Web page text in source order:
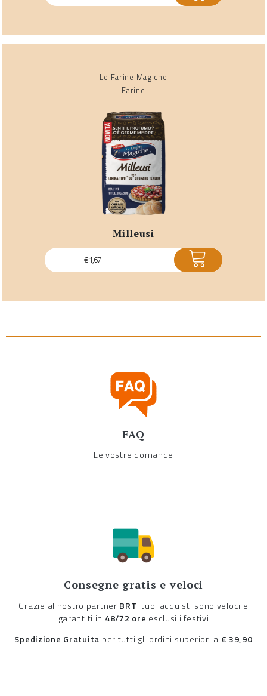
Le Farine Magiche
Farine
milleusi
€1,67 ACQUISTA
FAQ
Le vostre domande
Consegne gratis e veloci
Grazie al nostro partner BRTi tuoi acquisti sono veloci e
garantiti in 48/72 ore esclusi i festivi
Spedizione Gratuita per tutti gli ordini superiori a € 39,90